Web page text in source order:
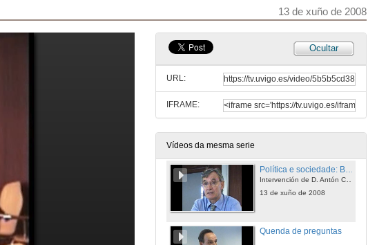
13 de xuño de 2008
Ocultar
URL:
IFRAME:
Vídeos da mesma serie
12 de xuño de 2008
Política e sociedade: Dúas visións contrapostas
Intervencion de D. Francisco Cabrillo
Quenda de preguntas
12 de xuño de 2008
Intervención de D. Antón Costas
13 de xuño de 2008
Quenda de preguntas